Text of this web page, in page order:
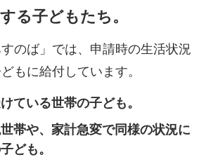
る子どもたち。
のば」では、申請時の生活状況
もに給付しています。
ている世帯の子ども。
帯や、家計急変で同様の状況に
ども。